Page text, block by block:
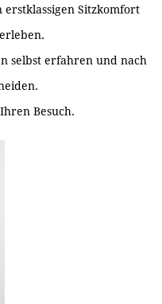
Sitzkomfort
selbst erfahren und nach
Besuch.